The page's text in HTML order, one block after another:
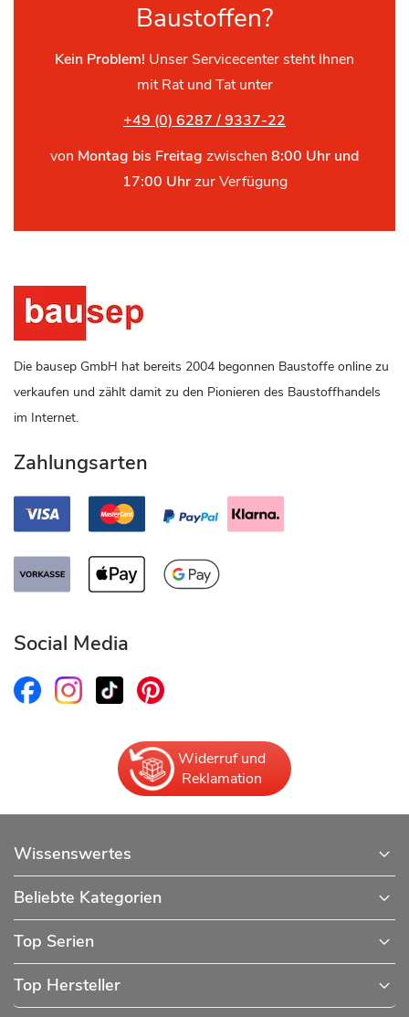
Baustoffen?
Kein Problem! Unser Servicecenter steht Ihnen
mit Rat und Tat unter
+49 (0) 6287 / 9337-22
von Montag bis Freitag zwischen 8:00 Uhr und
17:00 Uhrzur Verfügung
Die bausep GmbH hat bereits 2004 begonnen Baustoffe online zu
verkaufen und zählt damit zu den Pionieren des Baustoffhandels
im Internet.
Zahlungsarten
Social Media
Widerruf und
Reklamation
Wissenswertes
Beliebte Kategorien
Top Serien
Top Hersteller